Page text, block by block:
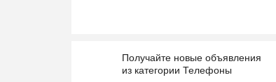
Получайте новые объявления
из категории Телефоны